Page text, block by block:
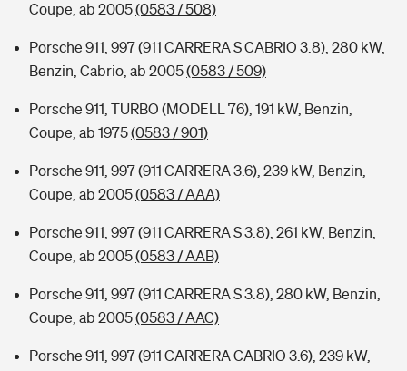
Coupe, ab 2005(0583 / 508)
Porsche 911, 997 (911 CARRERA S CABRIO 3.8), 280 kW,
Benzin, Cabrio, ab 2005(0583 / 509)
Porsche 911, TURBO (MODELL 76), 191 kW, Benzin,
Coupe, ab 1975(0583 / 901)
Porsche 911, 997 (911 CARRERA 3.6), 239 kW, Benzin,
Coupe, ab 2005(0583 / AAA)
Porsche 911, 997 (911 CARRERA S 3.8), 261 kW, Benzin,
Coupe, ab 2005(0583 / AAB)
Porsche 911, 997 (911 CARRERA S 3.8), 280 kW, Benzin,
Coupe, ab 2005(0583 / AAC)
Porsche 911, 997 (911 CARRERA CABRIO 3.6), 239 kW,